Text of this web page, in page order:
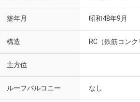
築年月 昭和48年9月
構造 RC（鉄筋コンク
主方位
ルーフバルコニー なし